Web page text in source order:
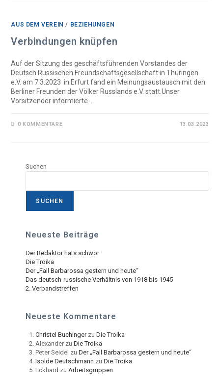
MOSKAU
AUS DEM VEREIN / BEZIEHUNGEN
Verbindungen knüpfen
Auf der Sitzung des geschäftsführenden Vorstandes der
Deutsch Russischen Freundschaftsgesellschaft in Thüringen
e.V. am 7.3.2023 in Erfurt fand ein Meinungsaustausch mit den
Berliner Freunden der Völker Russlands e.V. statt.Unser
Vorsitzender informierte…
0 KOMMENTARE 13.03.2023
Suchen
SUCHEN
Neueste Beiträge
Der Redaktör hats schwör
Die Troika
Der „Fall Barbarossa gestern und heute“
Das deutsch-russische Verhältnis von 1918 bis 1945
2. Verbandstreffen
Neueste Kommentare
Christel BuchingerzuDie Troika
AlexanderzuDie Troika
Peter Seidel zuDer „Fall Barbarossa gestern und heute“
Isolde Deutschmann zuDie Troika
Eckhard zuArbeitsgruppen